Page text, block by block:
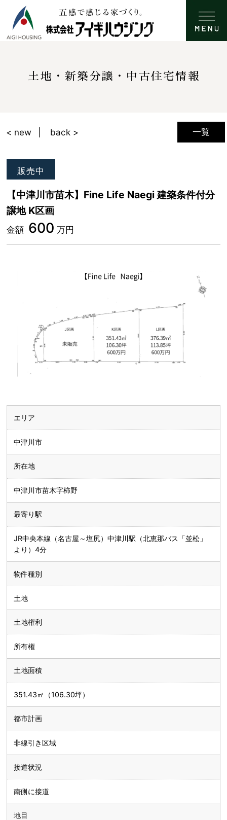
土地・新築分譲・中古住宅情報
一覧
< new back >
【中津川市苗木】Fine Life Naegi 建築条件付分
譲地 K区画
金額 600 万円
販売中
エリア
中津川市
所在地
中津川市苗木字柿野
最寄り駅
JR中央本線（名古屋～塩尻）中津川駅（北恵那バス「並松」
より）4分
物件種別
土地
土地権利
所有権
土地面積
351.43㎡（106.30坪）
都市計画
非線引き区域
接道状況
南側に接道
地目